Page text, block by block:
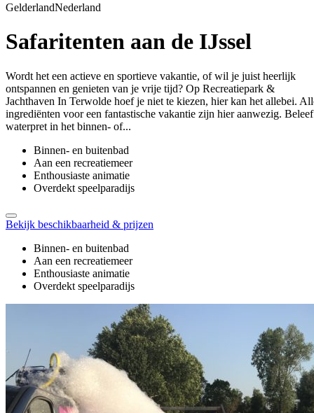
GelderlandNederland
Safaritenten aan de IJssel
Wordt het een actieve en sportieve vakantie, of wil je juist heerlijk
ontspannen en genieten van je vrije tijd? Op Recreatiepark &
Jachthaven In Terwolde hoef je niet te kiezen, hier kan het allebei.
ingrediënten voor een fantastische vakantie zijn hier aanwezig. Beleef
waterpret in het binnen- of...
Binnen- en buitenbad
Aan een recreatiemeer
Enthousiaste animatie
Overdekt speelparadijs
Bekijk beschikbaarheid & prijzen
Binnen- en buitenbad
Aan een recreatiemeer
Enthousiaste animatie
Overdekt speelparadijs